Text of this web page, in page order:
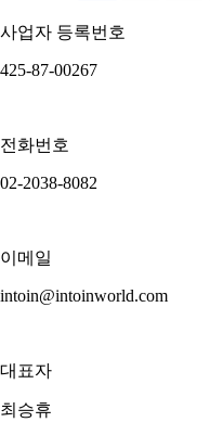
사업자 등록번호
425-87-00267
전화번호
02-2038-8082
이메일
intoin@intoinworld.com
대표자
최승휴